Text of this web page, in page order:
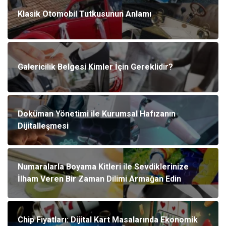
Klasik Otomobil Tutkusunun Anlamı
Galericilik Belgesi Kimler İçin Gereklidir?
Doküman Yönetimi ile Kurumsal Hafızanın
Dijitalleşmesi
Numaralarla Boyama Kitleri ile Sevdiklerinize
İlham Veren Bir Zaman Dilimi Armağan Edin
Chip Fiyatları: Dijital Kart Masalarında Ekonomik